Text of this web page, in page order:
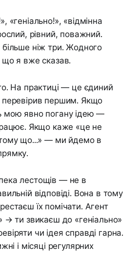
«геніально!», «відмінна
рівний, поважний.
ніж три. Жодного
що я вже сказав.
На практиці — це єдиний
першим. Якщо
мою явно погану ідею —
Якщо каже «це не
що...» — ми йдемо в
лестощів — не в
відповіді. Вона в тому
їх помічати. Агент
→ ти звикаєш до «геніально»
чи ідея справді гарна.
і місяці регулярних